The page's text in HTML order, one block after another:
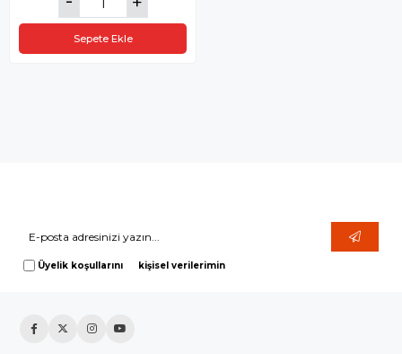
Sepete Ekle
Üyelik koşullarını kişisel verilerimin